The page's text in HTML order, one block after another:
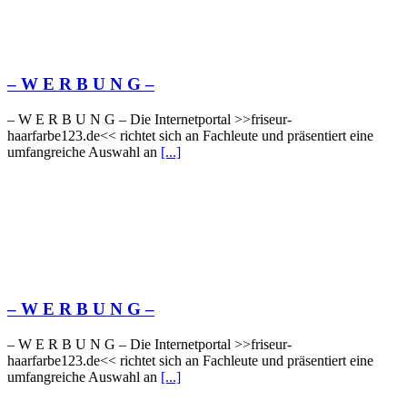
– W Ε R Β U Ν G –
– W Ε R Β U Ν G – Die Internetportal >>friseur-
haarfarbe123.de<< richtet sich an Fachleute und präsentiert eine
umfangreiche Auswahl an [...]
– W Ε R Β U Ν G –
– W Ε R Β U Ν G – Die Internetportal >>friseur-
haarfarbe123.de<< richtet sich an Fachleute und präsentiert eine
umfangreiche Auswahl an [...]